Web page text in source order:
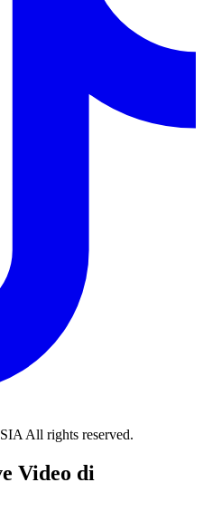
All rights reserved.
Video di